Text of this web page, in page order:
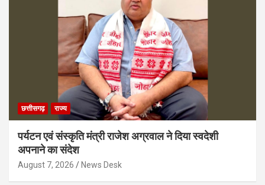
छत्तीसगढ़ राज्य
पर्यटन एवं संस्कृति मंत्री राजेश अग्रवाल ने दिया स्वदेशी
अपनाने का संदेश
August 7, 2026 News Desk